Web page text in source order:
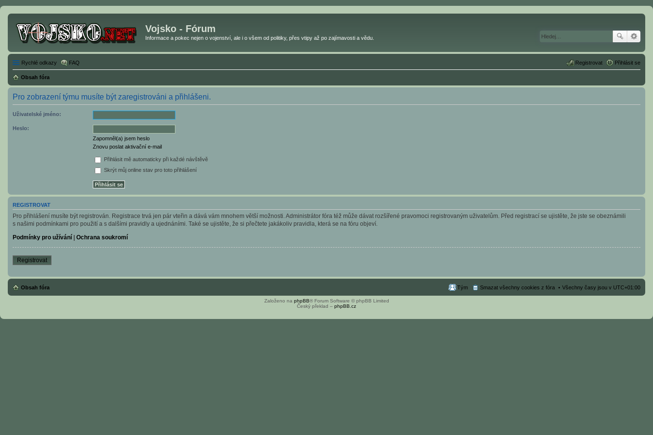
Vojsko - Fórum
Informace a pokec nejen o vojenství, ale i o všem od politiky, přes vtipy až po zajímavosti a vědu.
Rychlé odkazy FAQ Přihlásit se
Registrovat
Obsah fóra
Pro zobrazení týmu musíte být zaregistrováni a přihlášeni.
Uživatelské jméno:
Heslo:
Zapomněl(a) jsem heslo
Znovu poslat aktivační e-mail
Přihlásit mě automaticky při každé návštěvě
Skrýt můj online stav pro toto přihlášení
REGISTROVAT
Pro přihlášení musíte být registrován. Registrace trvá jen pár vteřin a dává vám mnohem větší možnosti. Administrátor fóra též může dávat rozšířené pravomoci registrovaným uživatelům. Před registrací se ujistěte, že jste se obeznámili
s našimi podmínkami pro použití a s dalšími pravidly a ujednáními. Také se ujistěte, že si přečtete jakákoliv pravidla, která se na fóru objeví.
Podmínky pro užívání
Ochrana soukromí
Registrovat
Obsah fóra Všechny časy jsou v UTC+01:00
Smazat všechny cookies z fóra
Tým
Založeno na phpBB® Forum Software © phpBB Limited
Český překlad – phpBB.cz